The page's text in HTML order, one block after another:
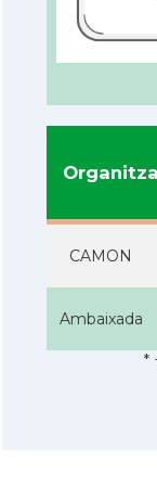
CAMON
Ambaixada
*